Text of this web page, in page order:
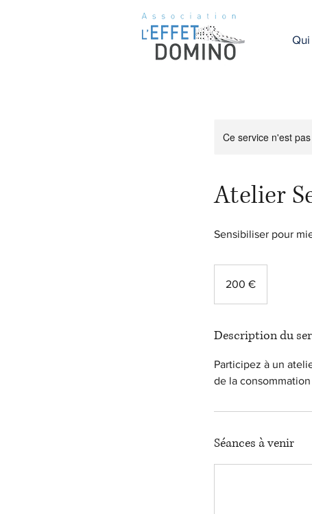
Ce service n'est
Atelier
Sensibiliser pour
200 €
Description du
Participez à un
de la
Séances à venir